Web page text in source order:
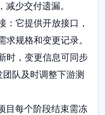
少交付遗漏。
：它提供开放接口，
求规格和变更记录。
时，变更信息可同步
队及时调整下游测
目每个阶段结束需冻